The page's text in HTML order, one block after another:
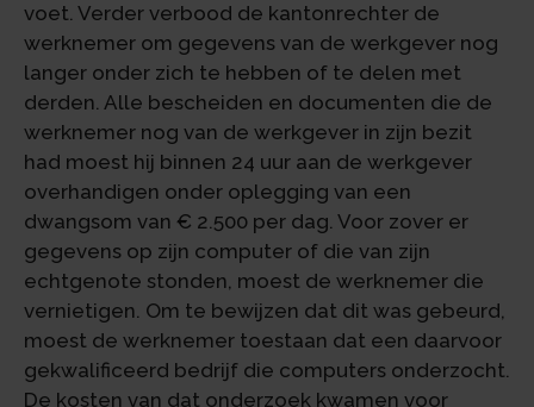
voet. Verder verbood de kantonrechter de
werknemer om gegevens van de werkgever nog
langer onder zich te hebben of te delen met
derden. Alle bescheiden en documenten die de
werknemer nog van de werkgever in zijn bezit
had moest hij binnen 24 uur aan de werkgever
overhandigen onder oplegging van een
dwangsom van € 2.500 per dag. Voor zover er
gegevens op zijn computer of die van zijn
echtgenote stonden, moest de werknemer die
vernietigen. Om te bewijzen dat dit was gebeurd,
moest de werknemer toestaan dat een daarvoor
gekwalificeerd bedrijf die computers onderzocht.
De kosten van dat onderzoek kwamen voor